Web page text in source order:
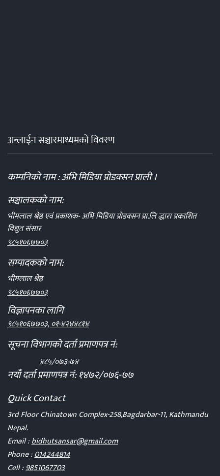
अन्लाईन सञ्चारमाध्यमको विवरण
कम्पनिको नाम : अभि मिडिया प्रोडक्सन प्राली ।
सञ्चालकको नाम:
भीमलाल श्रेष्ठ एवं प्रकाशक- अभि मिडिया प्रोडक्सन प्रा.लि द्धारा प्रकाशित
विद्युत संसार
९८५१०६७७०३
सम्पादकको नाम:
भीमलाल श्रेष्ठ
९८५१०६७७०३
विज्ञापनका लागि
९८५१०६७७०३, ०१-४२४४८१४
सूचना विभागको दर्ता प्रमाणपत्र नं:
४८५/०७३-७४
नयाँ दर्ता प्रमाणपत्र नं: १४७२/०७६-७७
Quick Contact
3rd Floor Chinatown Complex-258,Bagdarbar-11, Kathmandu
Nepal.
Email :bidhutsansar@gmail.com
Phone :014244814
Cell :9851067703